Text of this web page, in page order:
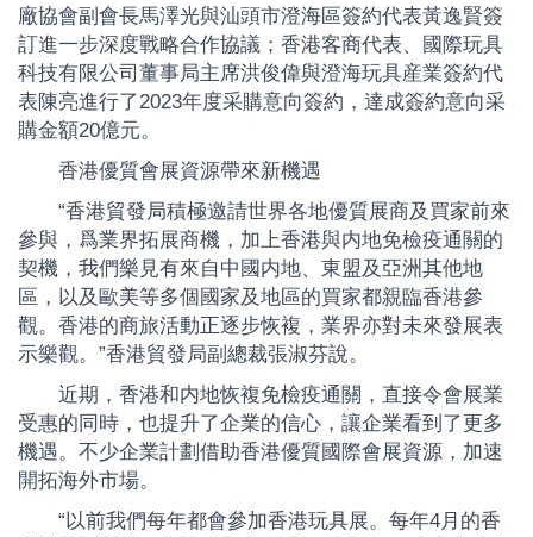
廠協會副會長馬澤光與汕頭市澄海區簽約代表黃逸賢簽
訂進一步深度戰略合作協議；香港客商代表、國際玩具
科技有限公司董事局主席洪俊偉與澄海玩具産業簽約代
表陳亮進行了2023年度采購意向簽約，達成簽約意向采
購金額20億元。
香港優質會展資源帶來新機遇
“香港貿發局積極邀請世界各地優質展商及買家前來
參與，爲業界拓展商機，加上香港與内地免檢疫通關的
契機，我們樂見有來自中國内地、東盟及亞洲其他地
區，以及歐美等多個國家及地區的買家都親臨香港參
觀。香港的商旅活動正逐步恢複，業界亦對未來發展表
示樂觀。”香港貿發局副總裁張淑芬說。
近期，香港和内地恢複免檢疫通關，直接令會展業
受惠的同時，也提升了企業的信心，讓企業看到了更多
機遇。不少企業計劃借助香港優質國際會展資源，加速
開拓海外市場。
“以前我們每年都會參加香港玩具展。每年4月的香